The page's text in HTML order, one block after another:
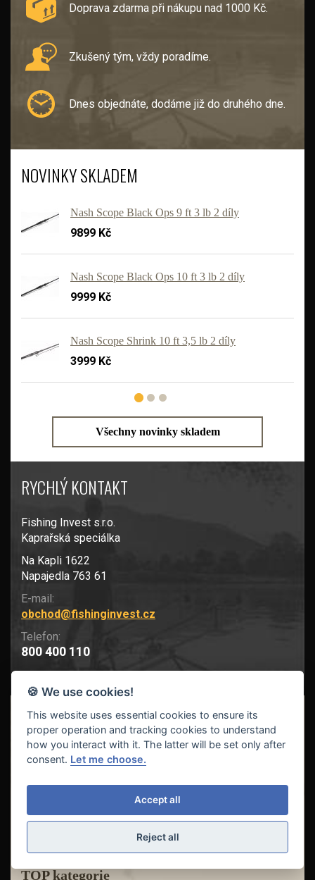
Doprava zdarma při nákupu nad 1000 Kč.
Zkušený tým, vždy poradíme.
Dnes objednáte, dodáme již do druhého dne.
NOVINKY SKLADEM
Nash Scope Black Ops 9 ft 3 lb 2 díly
9899 Kč
Nash Scope Black Ops 10 ft 3 lb 2 díly
9999 Kč
Nash Scope Shrink 10 ft 3,5 lb 2 díly
3999 Kč
Všechny novinky skladem
RYCHLÝ KONTAKT
Fishing Invest s.r.o.
Kaprařská speciálka
Na Kapli 1622
Napajedla 763 61
E-mail:
obchod@fishinginvest.cz
Telefon:
800 400 110
O nás
O firmě
Katalogy výrobců
TOP kategorie
🍪 We use cookies!
This website uses essential cookies to ensure its
proper operation and tracking cookies to understand
how you interact with it. The latter will be set only after
consent. Let me choose.
Accept all
Reject all